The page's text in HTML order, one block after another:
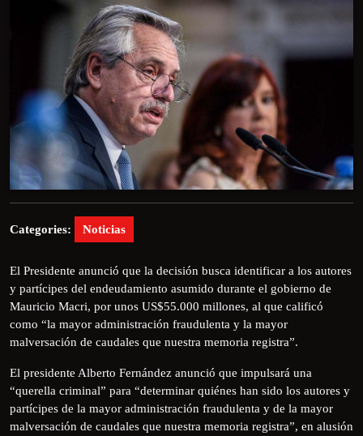
Categories: Noticias
El Presidente anunció que la decisión busca identificar a los autores
y partícipes del endeudamiento asumido durante el gobierno de
Mauricio Macri, por unos US$55.000 millones, al que calificó
como “la mayor administración fraudulenta y la mayor
malversación de caudales que nuestra memoria registra”.
El presidente Alberto Fernández anunció que impulsará una
“querella criminal” para “determinar quiénes han sido los autores y
partícipes de la mayor administración fraudulenta y de la mayor
malversación de caudales que nuestra memoria registra”, en alusión